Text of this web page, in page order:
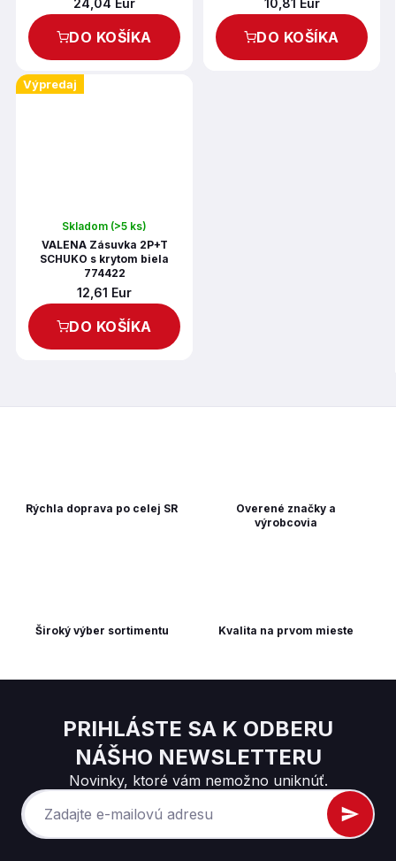
24,04 Eur
DO KOŠÍKA
10,81 Eur
DO KOŠÍKA
Výpredaj
Skladom (>5 ks)
VALENA Zásuvka 2P+T
SCHUKO s krytom biela
774422
12,61 Eur
DO KOŠÍKA
Kvalita na prvom mieste
Overené značky a
výrobcovia
Rýchla doprava po celej SR
Široký výber sortimentu
PRIHLÁSTE SA K ODBERU
NÁŠHO NEWSLETTERU
Novinky, ktoré vám nemožno uniknúť.